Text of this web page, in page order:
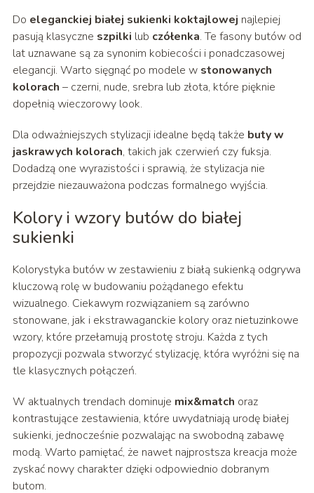
Do eleganckiej białej sukienki koktajlowej najlepiej
pasują klasyczne szpilki lub czółenka. Te fasony butów od
lat uznawane są za synonim kobiecości i ponadczasowej
elegancji. Warto sięgnąć po modele w stonowanych
kolorach – czerni, nude, srebra lub złota, które pięknie
dopełnią wieczorowy look.
Dla odważniejszych stylizacji idealne będą także buty w
jaskrawych kolorach, takich jak czerwień czy fuksja.
Dodadzą one wyrazistości i sprawią, że stylizacja nie
przejdzie niezauważona podczas formalnego wyjścia.
Kolory i wzory butów do białej
sukienki
Kolorystyka butów w zestawieniu z białą sukienką odgrywa
kluczową rolę w budowaniu pożądanego efektu
wizualnego. Ciekawym rozwiązaniem są zarówno
stonowane, jak i ekstrawaganckie kolory oraz nietuzinkowe
wzory, które przełamują prostotę stroju. Każda z tych
propozycji pozwala stworzyć stylizację, która wyróżni się na
tle klasycznych połączeń.
W aktualnych trendach dominuje mix&match oraz
kontrastujące zestawienia, które uwydatniają urodę białej
sukienki, jednocześnie pozwalając na swobodną zabawę
modą. Warto pamiętać, że nawet najprostsza kreacja może
zyskać nowy charakter dzięki odpowiednio dobranym
butom.